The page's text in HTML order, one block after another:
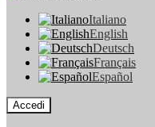
Italiano
English
Deutsch
Français
Español
Accedi